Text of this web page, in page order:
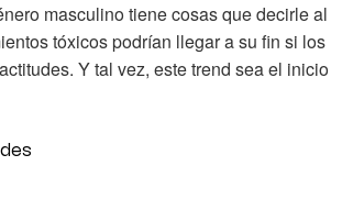
masculino tiene cosas que decirle al
tóxicos podrían llegar a su fin si los
Y tal vez, este trend sea el inicio